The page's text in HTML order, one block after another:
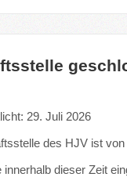
29. Juli 2026
des HJV ist
innerhalb dieser Zeit